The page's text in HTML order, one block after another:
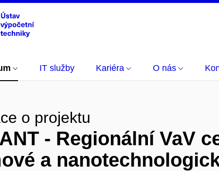
IT služby Kariéra O nás
o projektu
- Regionální VaV
a